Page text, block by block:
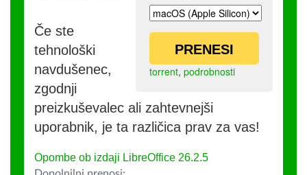
PRENESI
torrent, podrobnosti
Če ste
tehnološki
navdušenec,
zgodnji
preizkuševalec ali zahtevnejši
uporabnik, je ta različica prav za vas!
Opombe ob izdaji LibreOffice 26.2.5